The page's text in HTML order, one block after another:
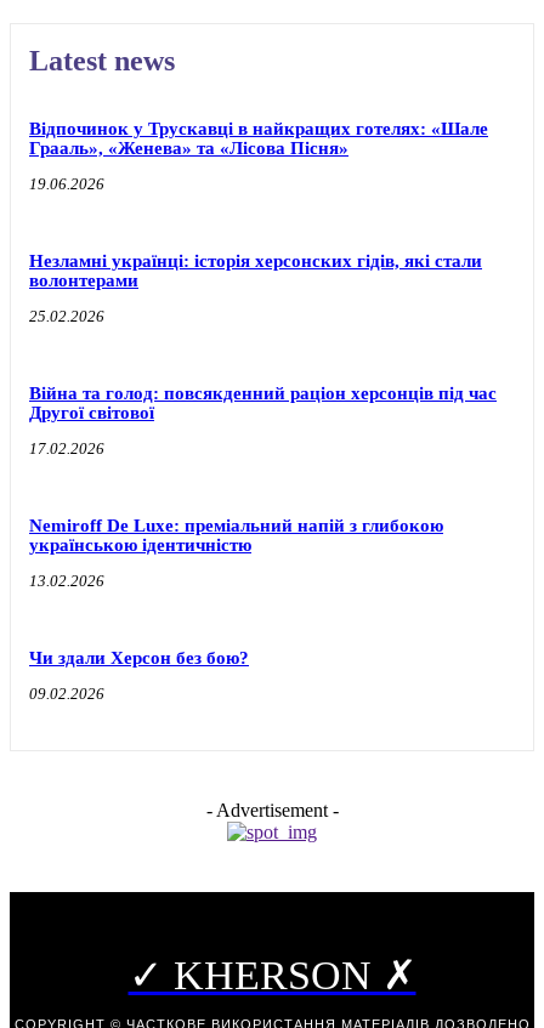
Latest news
Відпочинок у Трускавці в найкращих готелях: «Шале
Грааль», «Женева» та «Лісова Пісня»
19.06.2026
Незламні українці: історія херсонских гідів, які стали
волонтерами
25.02.2026
Війна та голод: повсякденний раціон херсонців під час
Другої світової
17.02.2026
Nemiroff De Luxe: преміальний напій з глибокою
українською ідентичністю
13.02.2026
Чи здали Херсон без бою?
09.02.2026
- Advertisement -
✓ KHERSON ✗
COPYRIGHT © ЧАСТКОВЕ ВИКОРИСТАННЯ МАТЕРІАЛІВ ДОЗВОЛЕНО